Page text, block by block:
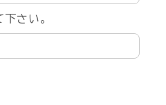
さい。